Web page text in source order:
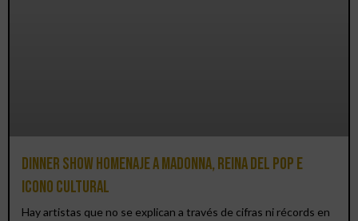
Dinner Show homenaje a Madonna, reina del pop e
icono cultural
Hay artistas que no se explican a través de cifras ni récords en